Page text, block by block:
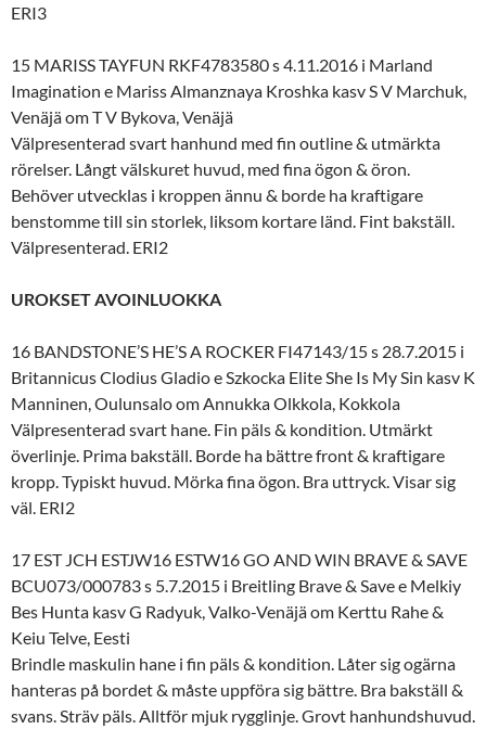
ERI3
15 MARISS TAYFUN RKF4783580 s 4.11.2016 i Marland
Imagination e Mariss Almanznaya Kroshka kasv S V Marchuk,
Venäjä om T V Bykova, Venäjä
Välpresenterad svart hanhund med fin outline & utmärkta
rörelser. Långt välskuret huvud, med fina ögon & öron.
Behöver utvecklas i kroppen ännu & borde ha kraftigare
benstomme till sin storlek, liksom kortare länd. Fint bakställ.
Välpresenterad. ERI2
UROKSET AVOINLUOKKA
16 BANDSTONE’S HE’S A ROCKER FI47143/15 s 28.7.2015 i
Britannicus Clodius Gladio e Szkocka Elite She Is My Sin kasv K
Manninen, Oulunsalo om Annukka Olkkola, Kokkola
Välpresenterad svart hane. Fin päls & kondition. Utmärkt
överlinje. Prima bakställ. Borde ha bättre front & kraftigare
kropp. Typiskt huvud. Mörka fina ögon. Bra uttryck. Visar sig
väl. ERI2
17 EST JCH ESTJW16 ESTW16 GO AND WIN BRAVE & SAVE
BCU073/000783 s 5.7.2015 i Breitling Brave & Save e Melkiy
Bes Hunta kasv G Radyuk, Valko-Venäjä om Kerttu Rahe &
Keiu Telve, Eesti
Brindle maskulin hane i fin päls & kondition. Låter sig ogärna
hanteras på bordet & måste uppföra sig bättre. Bra bakställ &
svans. Sträv päls. Alltför mjuk rygglinje. Grovt hanhundshuvud.